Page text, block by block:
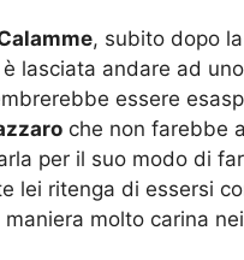
, subito dopo
è lasciata andare ad
essere
che non farebbe
per il suo modo di
lei ritenga di essersi
maniera molto carina